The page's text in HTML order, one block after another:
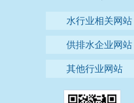
水行业相关网站
供排水企业网站
其他行业网站